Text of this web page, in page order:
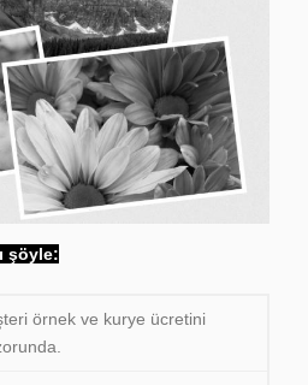
şöyle:
örnek ve kurye ücretini